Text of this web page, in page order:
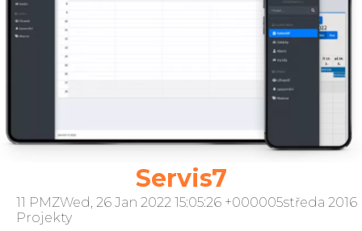
Servis7
11 PMZWed, 26 Jan 2022 15:05:26 +000005středa 2016
Projekty